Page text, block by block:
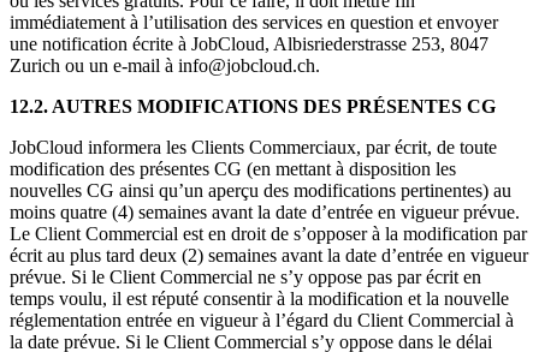
immédiatement à l’utilisation des services en question et envoyer
une notification écrite à JobCloud, Albisriederstrasse 253, 8047
Zurich ou un e-mail à info@jobcloud.ch.
12.2. AUTRES MODIFICATIONS DES PRÉSENTES CG
JobCloud informera les Clients Commerciaux, par écrit, de toute
modification des présentes CG (en mettant à disposition les
nouvelles CG ainsi qu’un aperçu des modifications pertinentes) au
moins quatre (4) semaines avant la date d’entrée en vigueur prévue.
Le Client Commercial est en droit de s’opposer à la modification par
écrit au plus tard deux (2) semaines avant la date d’entrée en vigueur
prévue. Si le Client Commercial ne s’y oppose pas par écrit en
temps voulu, il est réputé consentir à la modification et la nouvelle
réglementation entrée en vigueur à l’égard du Client Commercial à
la date prévue. Si le Client Commercial s’y oppose dans le délai